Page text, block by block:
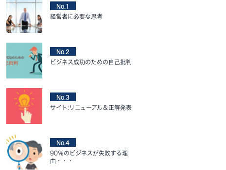
No.1
経営者に必要な思考
No.2
ビジネス成功のための自己批判
No.3
サイト:リニューアル＆正解発表
No.4
90％のビジネスが失敗する理
由・・・